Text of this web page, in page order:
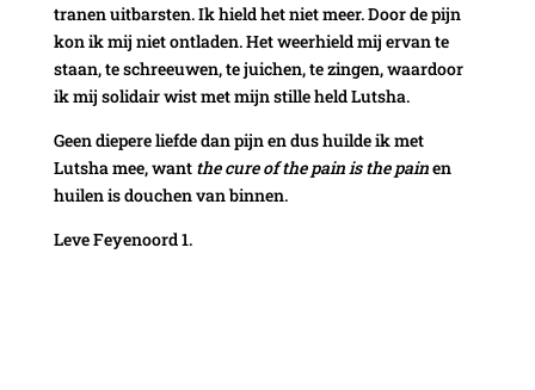
tranen uitbarsten. Ik hield het niet meer. Door de pijn
kon ik mij niet ontladen. Het weerhield mij ervan te
staan, te schreeuwen, te juichen, te zingen, waardoor
ik mij solidair wist met mijn stille held Lutsha.
Geen diepere liefde dan pijn en dus huilde ik met
Lutsha mee, want the cure of the pain is the painen
huilen is douchen van binnen.
Leve Feyenoord 1.